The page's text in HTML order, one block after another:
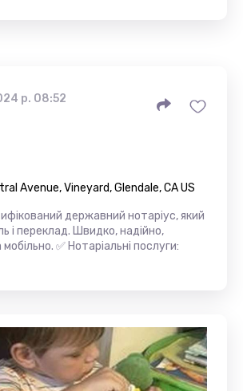
р. 08:52
Avenue, Vineyard, Glendale, CA US
державний нотаріус, який
і переклад. Швидко, надійно,
✅ Нотаріальні послуги: